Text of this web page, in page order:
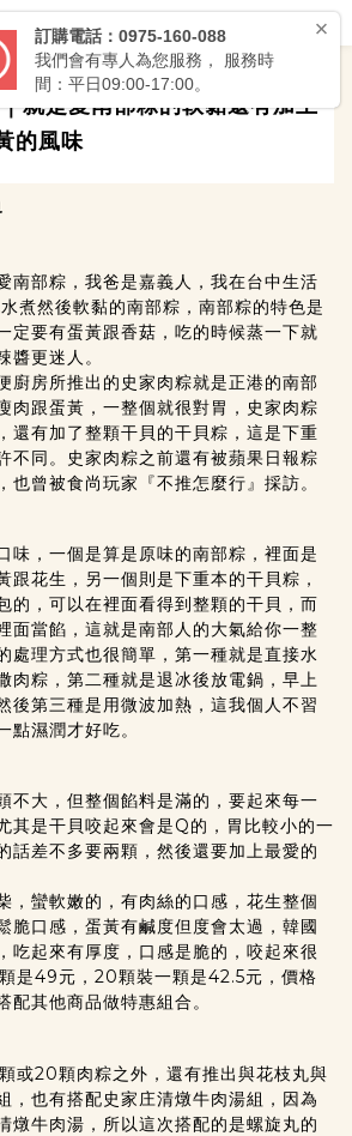
就是愛南部粽的軟黏還有加上
的風味
南部粽，我爸是嘉義人，我在台中生活
煮然後軟黏的南部粽，南部粽的特色是
定要有蛋黃跟香菇，吃的時候蒸一下就
醬更迷人。
廚房所推出的史家肉粽就是正港的南部
肉跟蛋黃，一整個就很對胃，史家肉粽
還有加了整顆干貝的干貝粽，這是下重
不同。史家肉粽之前還有被蘋果日報粽
也曾被食尚玩家『不推怎麼行』採訪。
味，一個是算是原味的南部粽，裡面是
跟花生，另一個則是下重本的干貝粽，
的，可以在裡面看得到整顆的干貝，而
面當餡，這就是南部人的大氣給你一整
處理方式也很簡單，第一種就是直接水
肉粽，第二種就是退冰後放電鍋，早上
後第三種是用微波加熱，這我個人不習
點濕潤才好吃。
不大，但整個餡料是滿的，要起來每一
其是干貝咬起來會是Q的，胃比較小的一
話差不多要兩顆，然後還要加上最愛的
，蠻軟嫩的，有肉絲的口感，花生整個
脆口感，蛋黃有鹹度但度會太過，韓國
吃起來有厚度，口感是脆的，咬起來很
是49元，20顆裝一顆是42.5元，價格
配其他商品做特惠組合。
或20顆肉粽之外，還有推出與花枝丸與
，也有搭配史家庄清燉牛肉湯組，因為
燉牛肉湯，所以這次搭配的是螺旋丸的